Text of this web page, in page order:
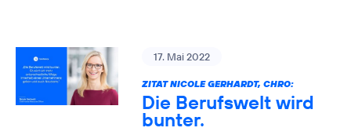
17. Mai 2022
ZITAT NICOLE GERHARDT, CHRO:
Die Berufswelt wird
bunter.